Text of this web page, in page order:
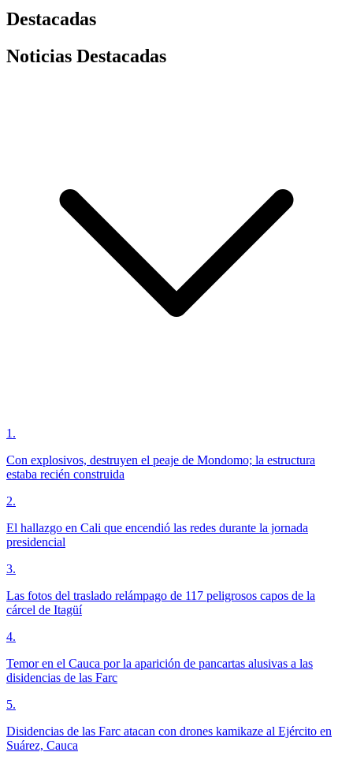
Destacadas
Noticias Destacadas
1 .
Con explosivos, destruyen el peaje de Mondomo; la estructura
estaba recién construida
2.
El hallazgo en Cali que encendió las redes durante la jornada
presidencial
3.
Las fotos del traslado relámpago de 117 peligrosos capos de la
cárcel de Itagüí
4.
Temor en el Cauca por la aparición de pancartas alusivas a las
disidencias de las Farc
5.
Disidencias de las Farc atacan con drones kamikaze al Ejército en
Suárez, Cauca